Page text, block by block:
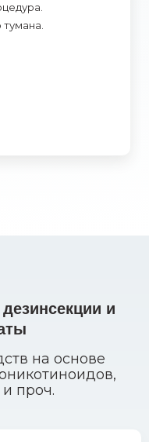
и
на основе
проч.